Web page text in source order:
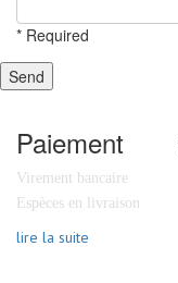
* Required
Send
Paiement
Virement bancaire
Espèces en livraison
lire la suite